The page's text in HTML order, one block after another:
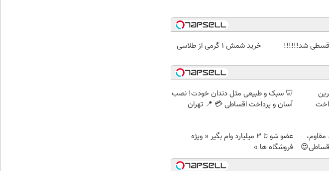
قسطی شد!!!!!! خرید شمش 1 گرمی از طلاسی
🦷 سبک و طبیعی مثل دندان خودت! نصب
آسان و پرداخت اقساطی 💳 📍 تهران
عضو شو تا 3 میلیارد وام بگیر « ویژه
فروشگاه ها »